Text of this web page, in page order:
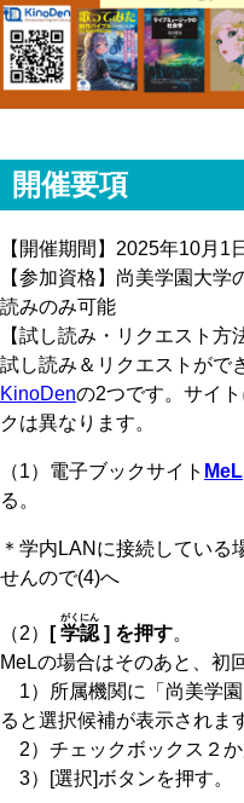
開催要項
【開催期間】2025年10月1
【参加資格】尚美学園大
読みのみ可能
【試し読み・リクエスト方
試し読み＆リクエストがで
KinoDenの2つです。サイ
クは異なります。
（1）電子ブックサイト MeL
る。
＊学内LANに接続している
せんので(4)へ
（2） [学認
がくにん
] を押す。
MeLの場合はそのあと、初
1）所属機関に「尚美学
ると選択候補が表示されま
2）チェックボックス２か
3）[選択]ボタンを押す。